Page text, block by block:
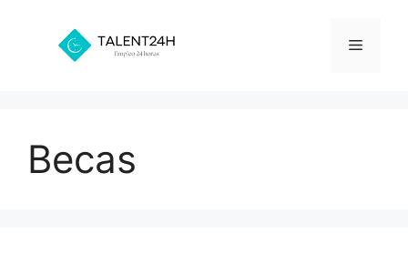
contenido
Menú
Becas